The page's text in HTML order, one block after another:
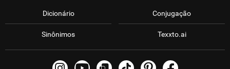
Dicionário
Sinônimos
Conjugação
Texxto.ai